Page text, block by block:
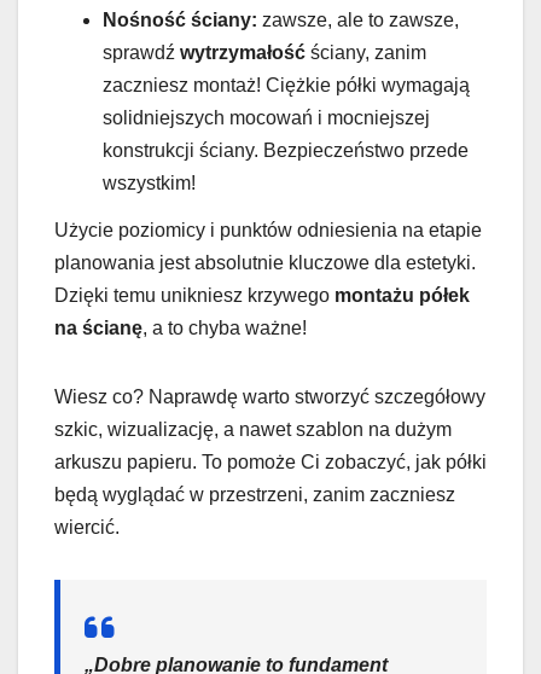
Nośność ściany: zawsze, ale to zawsze,
sprawdź wytrzymałość ściany, zanim
zaczniesz montaż! Ciężkie półki wymagają
solidniejszych mocowań i mocniejszej
konstrukcji ściany. Bezpieczeństwo przede
wszystkim!
Użycie poziomicy i punktów odniesienia na etapie
planowania jest absolutnie kluczowe dla estetyki.
Dzięki temu unikniesz krzywego montażu półek
na ścianę, a to chyba ważne!
Wiesz co? Naprawdę warto stworzyć szczegółowy
szkic, wizualizację, a nawet szablon na dużym
arkuszu papieru. To pomoże Ci zobaczyć, jak półki
będą wyglądać w przestrzeni, zanim zaczniesz
wiercić.
„Dobre planowanie to fundament